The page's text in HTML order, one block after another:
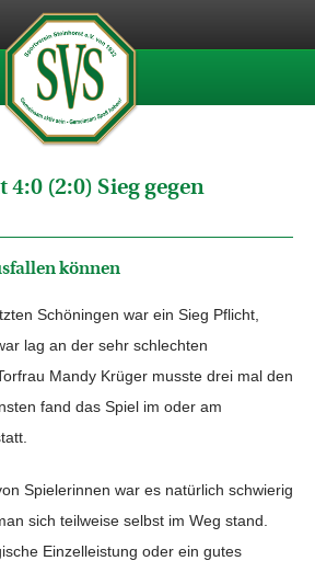
(2:0) Sieg gegen
können
Schöningen war ein Sieg Pflicht,
lag an der sehr schlechten
Mandy Krüger musste drei mal den
fand das Spiel im oder am
Spielerinnen war es natürlich schwierig
sich teilweise selbst im Weg stand.
Einzelleistung oder ein gutes